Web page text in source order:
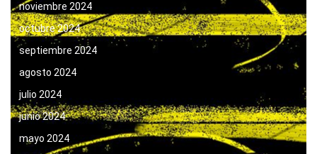
noviembre 2024
octubre 2024
septiembre 2024
agosto 2024
julio 2024
junio 2024
mayo 2024